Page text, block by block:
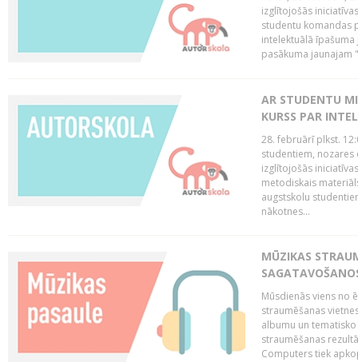
izglītojošās
studentu komandas
intelektuālā
pasākuma jaunajam
AR STUDENTU
KURSS PAR
28. februārī plkst.
studentiem,
izglītojošās
metodiskais
augstskolu
nākotnes...
MŪZIKAS
Mūsdienās viens no
straumēšanas
albumu un
straumēšanas
Computers tiek